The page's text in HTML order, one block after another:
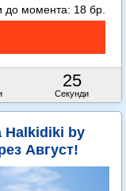
23
Секунди
до момента: 18 бр.
Halkidiki by
Август!